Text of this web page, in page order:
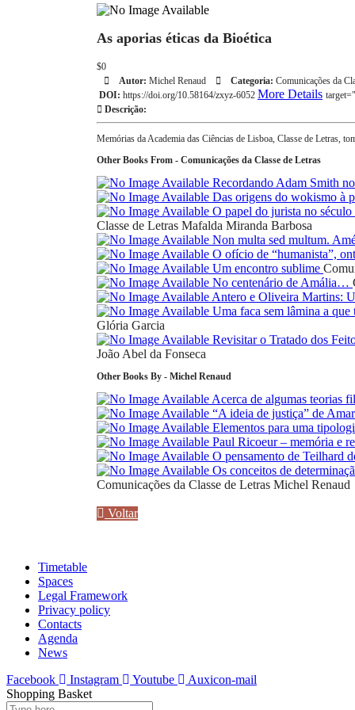
As aporias éticas da Bioética
$0
Autor: Michel Renaud Categoria: Comunicações da
DOI: https://doi.org/10.58164/zxyz-6052 More Details
Descrição:
Memórias da Academia das Ciências de Lisboa, Classe de Letras,
Other Books From - Comunicações da Classe de Letras
Recordando Adam Smith
Das origens do wokismo à
O papel do jurista no
Classe de Letras Mafalda Miranda Barbosa
Non multa sed multum.
O ofício de “humanista”,
Um encontro sublime
No centenário de Amália…
Antero e Oliveira Martins:
Uma faca sem lâmina a
Glória Garcia
Revisitar o Tratado dos
João Abel da Fonseca
Other Books By - Michel Renaud
Acerca de algumas teorias
“A ideia de justiça” de
Elementos para uma
Paul Ricoeur – memória e
O pensamento de Teilhard
Os conceitos de
Comunicações da Classe de Letras Michel Renaud
Voltar
Timetable
Spaces
Legal Framework
Privacy policy
Contacts
Agenda
News
Facebook
Instagram Youtube
Auxicon-mail
Shopping Basket